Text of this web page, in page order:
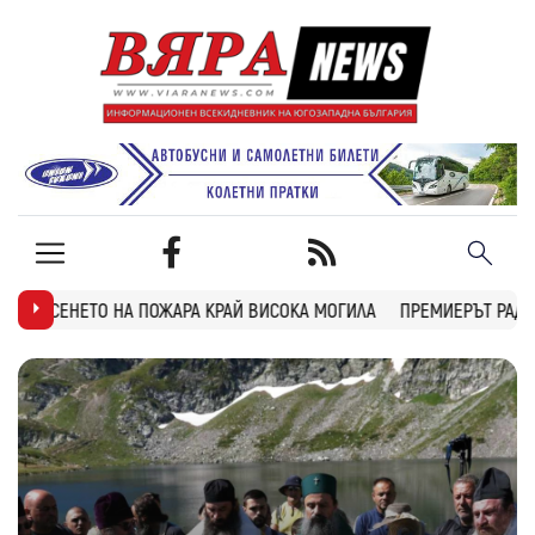
КРАЙ ВИСОКА МОГИЛА ПРЕМИЕРЪТ РАДЕВ: ДРОН НАХЛУ В